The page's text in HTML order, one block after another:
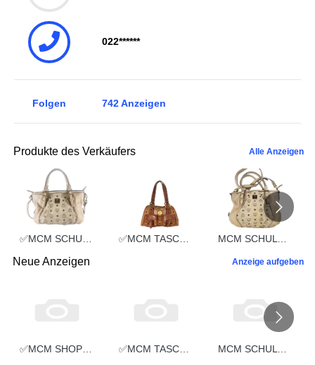
022******
Folgen 742Anzeigen
Produkte des Verkäufers Alle Anzeigen
Neue Anzeigen Anzeige aufgeben